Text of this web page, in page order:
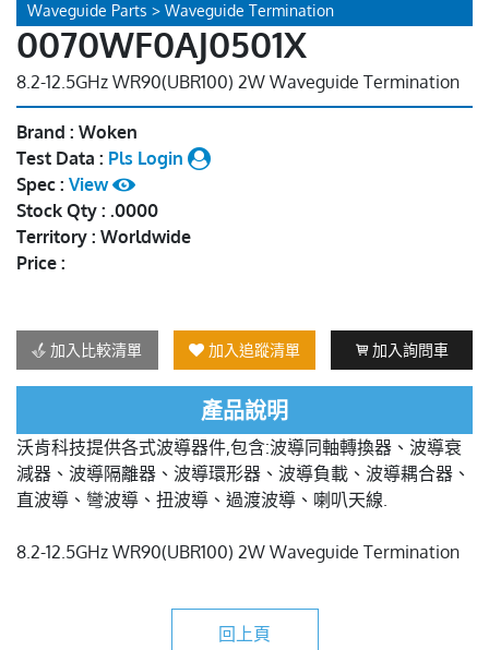
Waveguide Parts > Waveguide Termination
0070WF0AJ0501X
8.2-12.5GHz WR90(UBR100) 2W Waveguide Termination
Brand : Woken
Test Data : Pls Login
Spec : View
Stock Qty : .0000
Territory : Worldwide
Price :
加入比較清單 加入追蹤清單 加入詢問車
產品說明
沃肯科技提供各式波導器件,包含:波導同軸轉換器、波導衰
減器、波導隔離器、波導環形器、波導負載、波導耦合器、
直波導、彎波導、扭波導、過渡波導、喇叭天線.
8.2-12.5GHz WR90(UBR100) 2W Waveguide Termination
回上頁